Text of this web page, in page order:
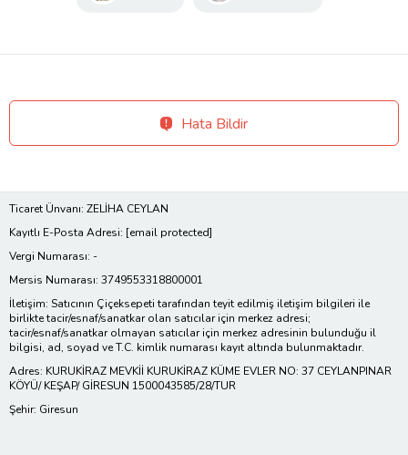
Hata Bildir
Ticaret Ünvanı: ZELİHA CEYLAN
Kayıtlı E-Posta Adresi: [email protected]
Vergi Numarası: -
Mersis Numarası: 3749553318800001
İletişim: Satıcının Çiçeksepeti tarafından teyit edilmiş iletişim bilgileri ile
birlikte tacir/esnaf/sanatkar olan satıcılar için merkez adresi;
tacir/esnaf/sanatkar olmayan satıcılar için merkez adresinin bulunduğu il
bilgisi, ad, soyad ve T.C. kimlik numarası kayıt altında bulunmaktadır.
Adres: KURUKİRAZ MEVKİİ KURUKİRAZ KÜME EVLER NO: 37 CEYLANPINAR
KÖYÜ/ KEŞAP/ GİRESUN 1500043585/28/TUR
Şehir: Giresun